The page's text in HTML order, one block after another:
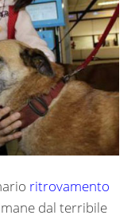
ritrovamento
dal terribile